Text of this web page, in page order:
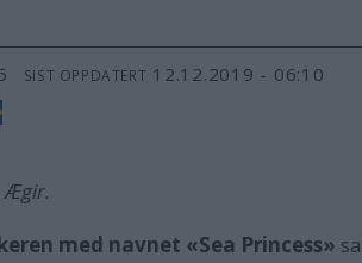
SIST OPPDATERT 12.12.2019 - 06:10
Ægir.
med navnet «Sea Princess»